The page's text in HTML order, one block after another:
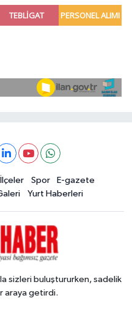
İlçeler Spor
E-gazete
Yurt Haberleri
sizleri buluştururken, sadelik
araya getirdi.